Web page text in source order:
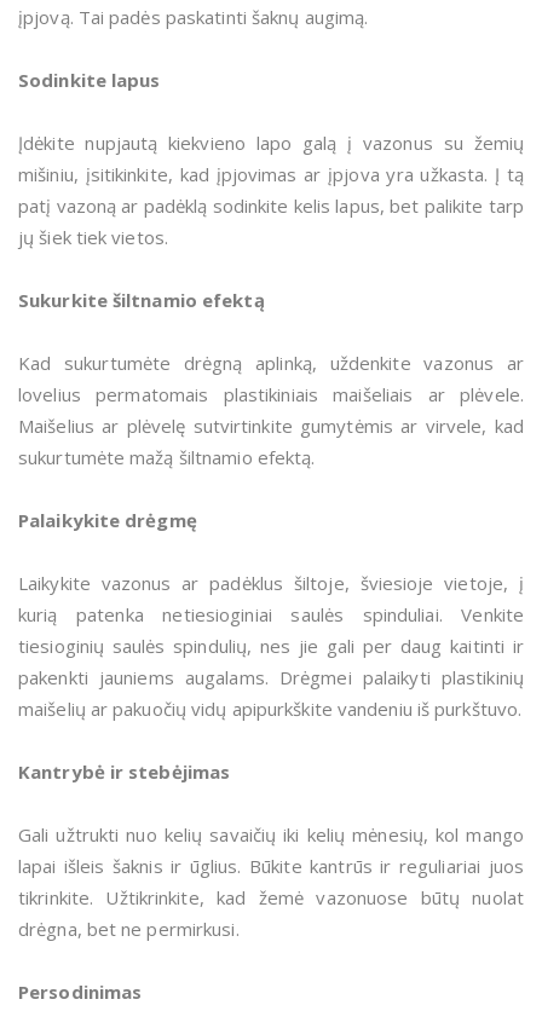
įpjovą. Tai padės paskatinti šaknų augimą.
Sodinkite lapus
Įdėkite nupjautą kiekvieno lapo galą į vazonus su žemių
mišiniu, įsitikinkite, kad įpjovimas ar įpjova yra užkasta. Į tą
patį vazoną ar padėklą sodinkite kelis lapus, bet palikite tarp
jų šiek tiek vietos.
Sukurkite šiltnamio efektą
Kad sukurtumėte drėgną aplinką, uždenkite vazonus ar
lovelius permatomais plastikiniais maišeliais ar plėvele.
Maišelius ar plėvelę sutvirtinkite gumytėmis ar virvele, kad
sukurtumėte mažą šiltnamio efektą.
Palaikykite drėgmę
Laikykite vazonus ar padėklus šiltoje, šviesioje vietoje, į
kurią patenka netiesioginiai saulės spinduliai. Venkite
tiesioginių saulės spindulių, nes jie gali per daug kaitinti ir
pakenkti jauniems augalams. Drėgmei palaikyti plastikinių
maišelių ar pakuočių vidų apipurkškite vandeniu iš purkštuvo.
Kantrybė ir stebėjimas
Gali užtrukti nuo kelių savaičių iki kelių mėnesių, kol mango
lapai išleis šaknis ir ūglius. Būkite kantrūs ir reguliariai juos
tikrinkite. Užtikrinkite, kad žemė vazonuose būtų nuolat
drėgna, bet ne permirkusi.
Persodinimas